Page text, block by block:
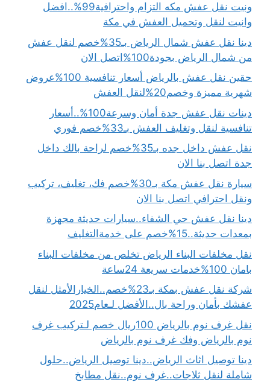
ونيت نقل عفش مكه التزام واحترافية99%..افضل
وانيت لنقل وتحميل العفش في مكة
دينا نقل عفش شمال الرياض بـ35%خصم لنقل عفش
من شمال الرياض بجودة100%اتصل الان
حقين نقل عفش بالرياض أسعار تنافسية 100%عروض
شهرية مميزة وخصم20%لنقل العفش
دينات نقل عفش جدة أمان وسرعة100%..أسعار
تنافسية لنقل وتغليف العفش بـ33%خصم فوري
نقل عفش داخل جده بـ35%خصم لراحة بالك داخل
جدة اتصل بنا الان
سيارة نقل عفش مكة بـ30%خصم فك، تغليف، تركيب
ونقل احترافي اتصل بنا الان
دينا نقل عفش حي الشفاء..سيارات حديثة مجهزة
بمعدات حديثة..15%خصم على خدمةالتغليف
نقل مخلفات البناء الرياض تخلص من مخلفات البناء
بامان 100%خدمات سريعة 24ساعة
شركة نقل عفش بمكة بـ23%خصم..الخيارالأمثل لنقل
عفشك بأمان وراحة بال..الأفضل لـعام2025
نقل غرف نوم بالرياض 100ريال خصم لـتركيب غرف
نوم بالرياض وفك غرف نوم بالرياض
دينا توصيل اثاث الرياض..دينا توصيل الرياض..حلول
شاملة لنقل ثلاجات..غرف نوم..نقل مطابخ